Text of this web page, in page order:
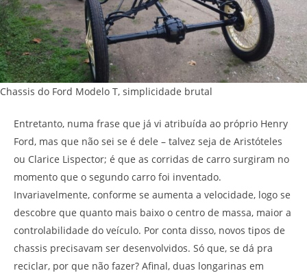
Chassis do Ford Modelo T, simplicidade brutal
Entretanto, numa frase que já vi atribuída ao próprio Henry
Ford, mas que não sei se é dele – talvez seja de Aristóteles
ou Clarice Lispector; é que as corridas de carro surgiram no
momento que o segundo carro foi inventado.
Invariavelmente, conforme se aumenta a velocidade, logo se
descobre que quanto mais baixo o centro de massa, maior a
controlabilidade do veículo. Por conta disso, novos tipos de
chassis precisavam ser desenvolvidos. Só que, se dá pra
reciclar, por que não fazer? Afinal, duas longarinas em